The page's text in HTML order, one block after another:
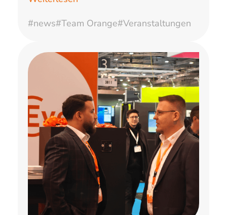
#news#Team Orange#Veranstaltungen